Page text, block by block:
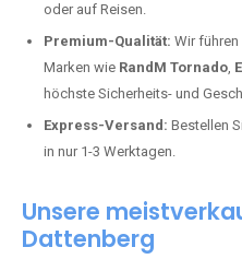
oder auf Reisen.
Premium-Qualität: Wir
Marken wie RandM Tornado,
höchste Sicherheits- und
Express-Versand: Bestellen
in nur 1-3 Werktagen.
Unsere
Dattenberg